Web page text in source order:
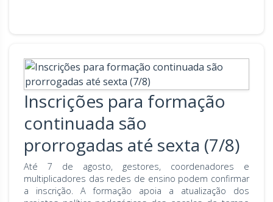
Inscrições para formação
continuada são
prorrogadas até sexta (7/8)
Até 7 de agosto, gestores, coordenadores e
multiplicadores das redes de ensino podem confirmar
a inscrição. A formação apoia a atualização dos